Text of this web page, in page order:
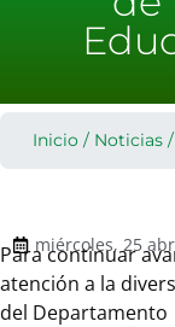
Inicio / Noticias /
miércoles, 25
Para continuar
atención a la
del Departamento